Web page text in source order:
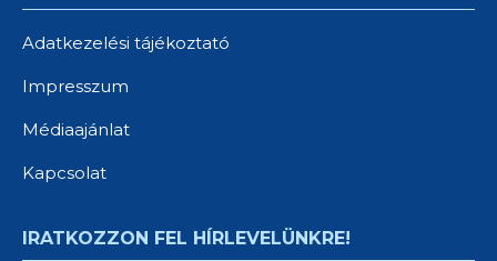
Adatkezelési tájékoztató
Impresszum
Médiaajánlat
Kapcsolat
IRATKOZZON FEL HÍRLEVELÜNKRE!